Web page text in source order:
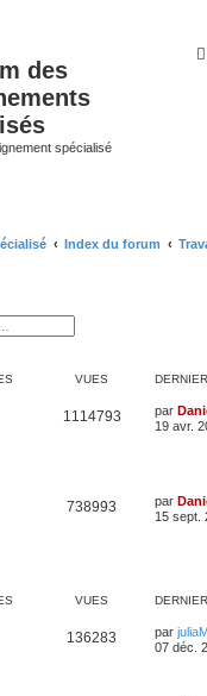
des
spécialisé
Index du forum
VUES
1114793 par
19 avr.
738993 par
15 sept.
VUES
136283 par
07 déc.